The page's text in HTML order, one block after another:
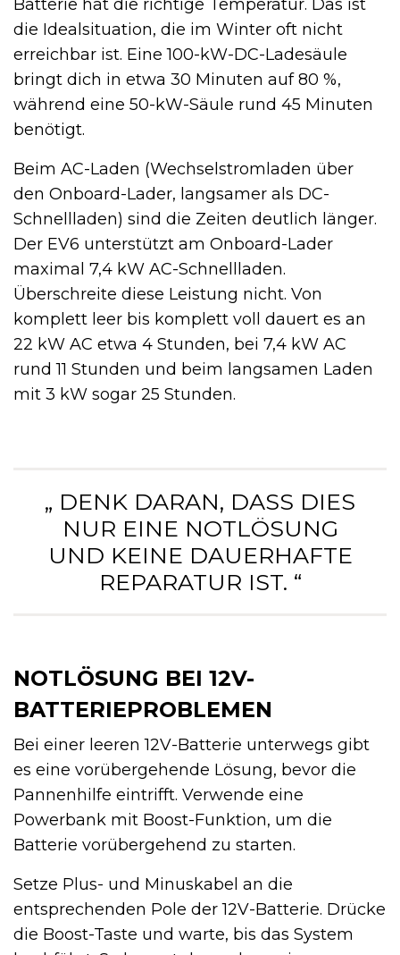
Batterie hat die richtige Temperatur. Das ist
die Idealsituation, die im Winter oft nicht
erreichbar ist. Eine 100-kW-DC-Ladesäule
bringt dich in etwa 30 Minuten auf 80 %,
während eine 50-kW-Säule rund 45 Minuten
benötigt.
Beim AC-Laden (Wechselstromladen über
den Onboard-Lader, langsamer als DC-
Schnellladen) sind die Zeiten deutlich länger.
Der EV6 unterstützt am Onboard-Lader
maximal 7,4 kW AC-Schnellladen.
Überschreite diese Leistung nicht. Von
komplett leer bis komplett voll dauert es an
22 kW AC etwa 4 Stunden, bei 7,4 kW AC
rund 11 Stunden und beim langsamen Laden
mit 3 kW sogar 25 Stunden.
„ DENK DARAN, DASS DIES
NUR EINE NOTLÖSUNG
UND KEINE DAUERHAFTE
REPARATUR IST. “
NOTLÖSUNG BEI 12V-
BATTERIEPROBLEMEN
Bei einer leeren 12V-Batterie unterwegs gibt
es eine vorübergehende Lösung, bevor die
Pannenhilfe eintrifft. Verwende eine
Powerbank mit Boost-Funktion, um die
Batterie vorübergehend zu starten.
Setze Plus- und Minuskabel an die
entsprechenden Pole der 12V-Batterie. Drücke
die Boost-Taste und warte, bis das System